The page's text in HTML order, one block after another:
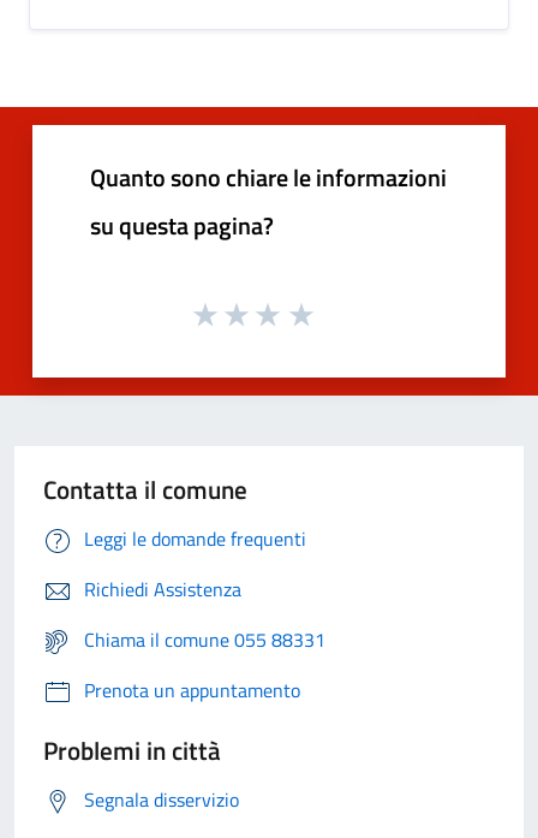
Quanto sono chiare le informazioni
su questa pagina?
Contatta il comune
Leggi le domande frequenti
Richiedi Assistenza
Chiama il comune 055 88331
Prenota un appuntamento
Problemi in città
Segnala disservizio